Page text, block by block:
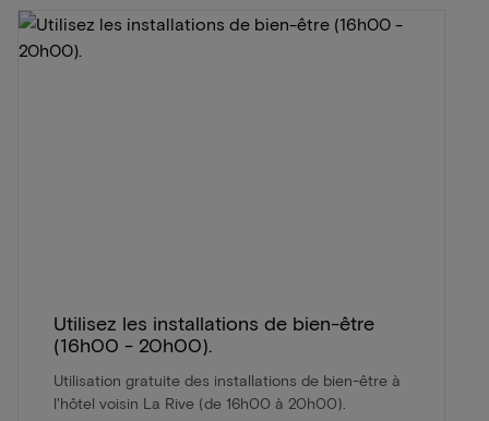
Utilisez les installations de bien-être
(16h00 - 20h00).
Utilisation gratuite des installations de bien-être à
l'hôtel voisin La Rive (de 16h00 à 20h00).